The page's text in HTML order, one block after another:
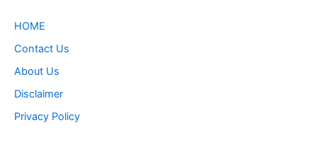
HOME
Contact Us
About Us
Disclaimer
Privacy Policy